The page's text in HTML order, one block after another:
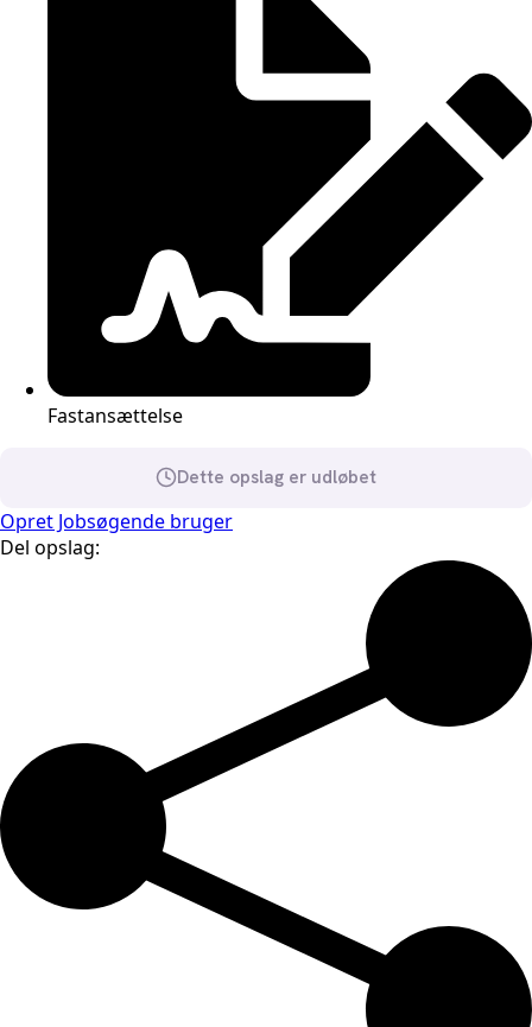
Fastansættelse
Dette opslag er udløbet
Opret Jobsøgende bruger
Del opslag: